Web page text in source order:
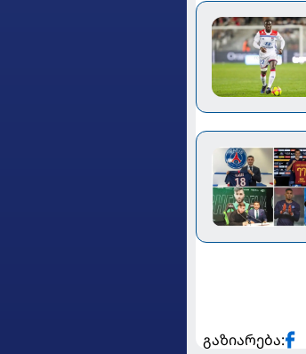
გაზიარება: